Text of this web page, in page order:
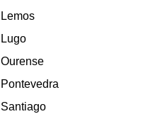
Lemos
Lugo
Ourense
Pontevedra
Santiago